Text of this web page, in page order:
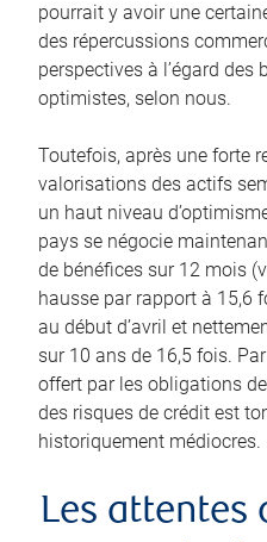
pourrait y avoir une
des répercussions
perspectives à l’égard des
optimistes, selon nous.
Toutefois, après une forte
valorisations des actifs
un haut niveau
pays se négocie
de bénéfices sur 12 mois
hausse par rapport à 15,6
au début d’avril et
sur 10 ans de 16,5 fois.
offert par les obligations
des risques de crédit est
historiquement médiocres.
Les attentes